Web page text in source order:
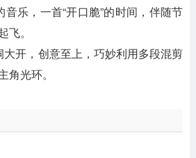
乐，一首“开口脆”的时间，伴随节
。
开，创意至上，巧妙利用多段混剪
角光环。